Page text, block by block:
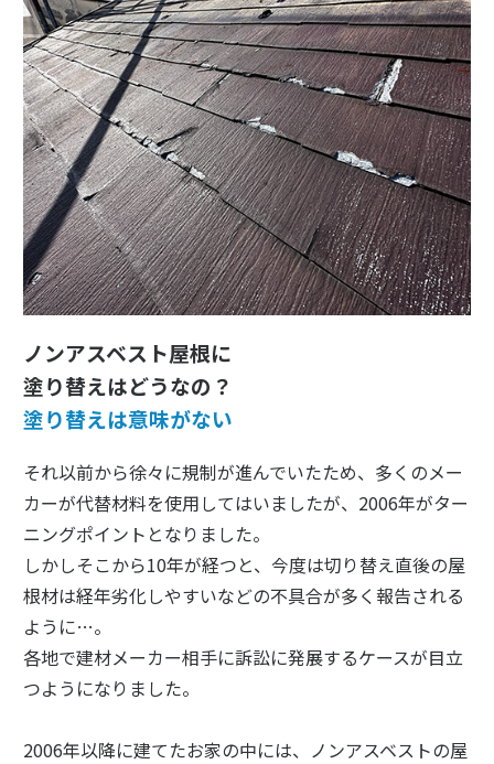
ノンアスベスト屋根に
塗り替えはどうなの？
塗り替えは意味がない
それ以前から徐々に規制が進んでいたため、多くのメー
カーが代替材料を使用してはいましたが、2006年がター
ニングポイントとなりました。
しかしそこから10年が経つと、今度は切り替え直後の屋
根材は経年劣化しやすいなどの不具合が多く報告される
ように…。
各地で建材メーカー相手に訴訟に発展するケースが目立
つようになりました。
2006年以降に建てたお家の中には、ノンアスベストの屋